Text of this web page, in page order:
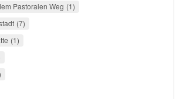
Pastoralen Weg 1
7
1